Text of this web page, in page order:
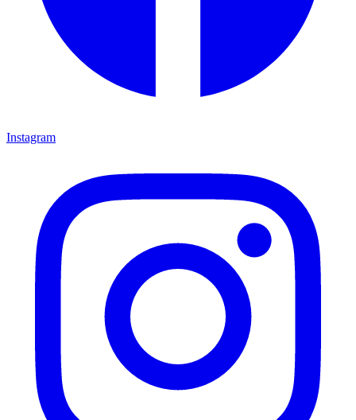
Instagram